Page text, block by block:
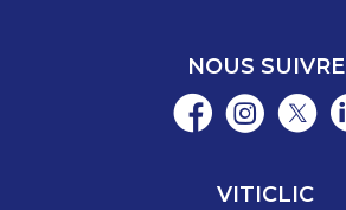
NOUS SUIVRE
VITICLIC